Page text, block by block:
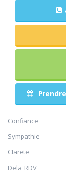
Confiance
Sympathie
Clareté
Delai RDV